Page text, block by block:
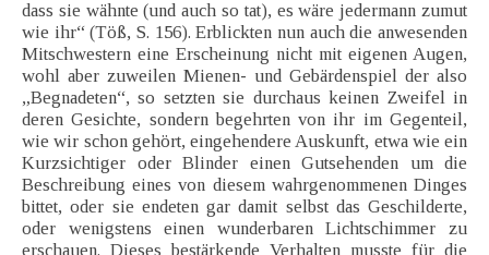
dass sie wähnte (und auch so tat), es wäre jedermann zumut
wie ihr“ (Töß, S. 156). Erblickten nun auch die anwesenden
Mitschwestern eine Erscheinung nicht mit eigenen Augen,
wohl aber zuweilen Mienen- und Gebärdenspiel der also
„Begnadeten“, so setzten sie durchaus keinen Zweifel in
deren Gesichte, sondern begehrten von ihr im Gegenteil,
wie wir schon gehört, eingehendere Auskunft, etwa wie ein
Kurzsichtiger oder Blinder einen Gutsehenden um die
Beschreibung eines von diesem wahrgenommenen Dinges
bittet, oder sie endeten gar damit selbst das Geschilderte,
oder wenigstens einen wunderbaren Lichtschimmer zu
erschauen. Dieses bestärkende Verhalten musste für die